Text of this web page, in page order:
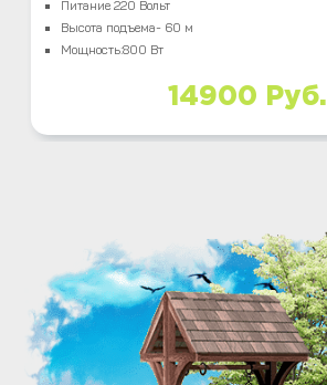
Питание 220 Вольт
Высота подъема- 60 м
Мощность:800 Вт
14900 Руб.